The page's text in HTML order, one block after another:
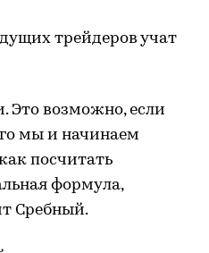
трейдеров учат
Это возможно, если
мы и начинаем
посчитать
формула,
Сребный.